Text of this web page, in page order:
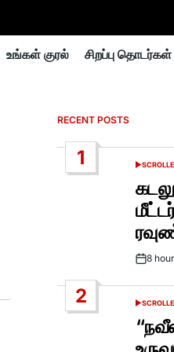
உங்கள் குரல் சிறப்பு தொடர்கள்
RECENT POSTS
1
POSTED
Post
8
2
POSTED